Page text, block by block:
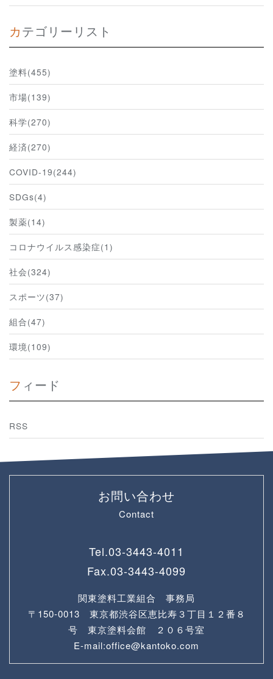
カテゴリーリスト
塗料(455)
市場(139)
科学(270)
経済(270)
COVID-19(244)
SDGs(4)
製薬(14)
コロナウイルス感染症(1)
社会(324)
スポーツ(37)
組合(47)
環境(109)
フィード
RSS
お問い合わせ
Contact
Tel.03-3443-4011
Fax.03-3443-4099
関東塗料工業組合 事務局
〒150-0013 東京都渋谷区恵比寿３丁目１２番８
号 東京塗料会館 ２０６号室
E-mail:office@kantoko.com